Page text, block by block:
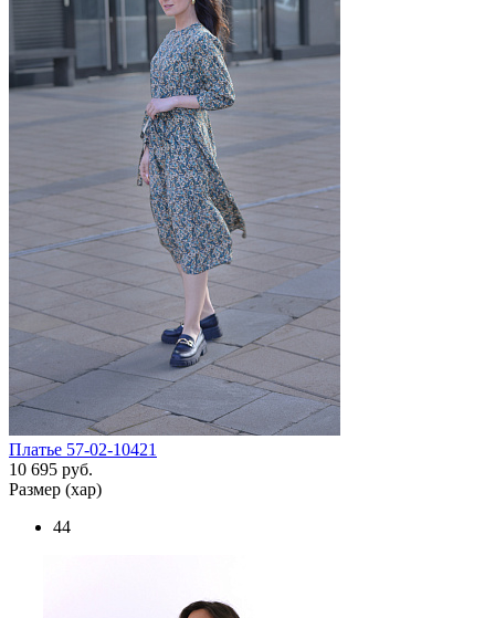
Платье 57-02-10421
10 695 руб.
Размер (хар)
44